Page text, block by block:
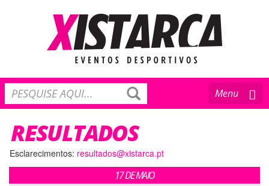
Toggle
navigation
Menu
RESULTADOS
Esclarecimentos: resultados@xistarca.pt
17 DE MAIO